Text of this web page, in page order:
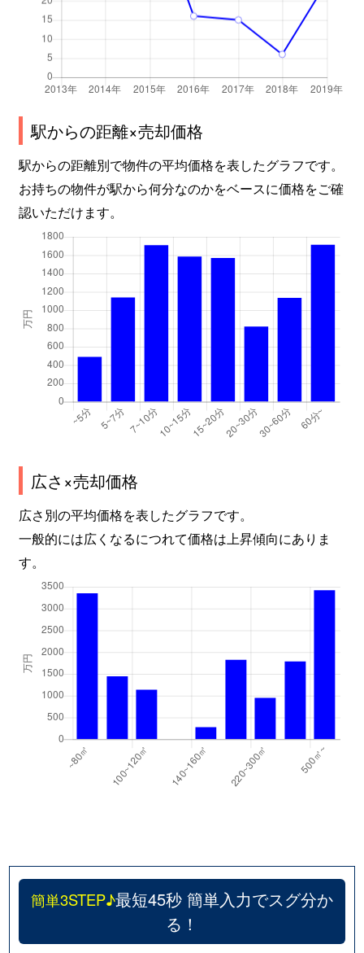
駅からの距離×売却価格
駅からの距離別で物件の平均価格を表したグラフです。
お持ちの物件が駅から何分なのかをベースに価格をご確
認いただけます。
広さ×売却価格
広さ別の平均価格を表したグラフです。
一般的には広くなるにつれて価格は上昇傾向にありま
す。
簡単3STEP♪最短45秒 簡単入力でスグ分か
る！